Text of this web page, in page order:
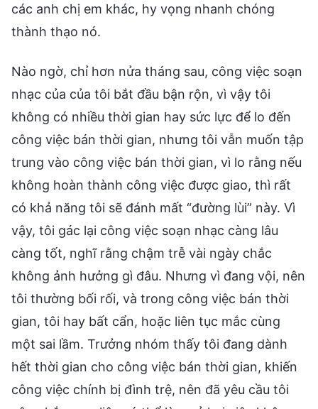
các anh chị em khác, hy vọng nhanh chóng
thành thạo nó.
Nào ngờ, chỉ hơn nửa tháng sau, công việc soạn
nhạc của của tôi bắt đầu bận rộn, vì vậy tôi
không có nhiều thời gian hay sức lực để lo đến
công việc bán thời gian, nhưng tôi vẫn muốn tập
trung vào công việc bán thời gian, vì lo rằng nếu
không hoàn thành công việc được giao, thì rất
có khả năng tôi sẽ đánh mất “đường lùi” này. Vì
vậy, tôi gác lại công việc soạn nhạc càng lâu
càng tốt, nghĩ rằng chậm trễ vài ngày chắc
không ảnh hưởng gì đâu. Nhưng vì đang vội, nên
tôi thường bối rối, và trong công việc bán thời
gian, tôi hay bất cẩn, hoặc liên tục mắc cùng
một sai lầm. Trưởng nhóm thấy tôi đang dành
hết thời gian cho công việc bán thời gian, khiến
công việc chính bị đình trệ, nên đã yêu cầu tôi